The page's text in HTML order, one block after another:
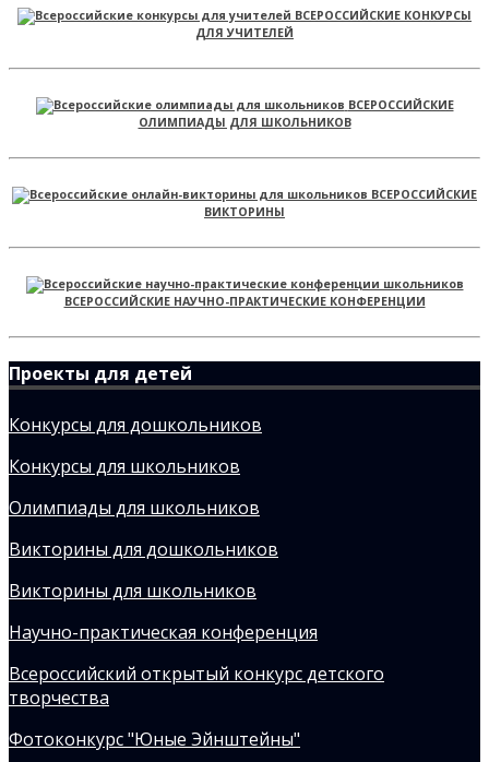
ВСЕРОССИЙСКИЕ КОНКУРСЫ
ДЛЯ УЧИТЕЛЕЙ
ВСЕРОССИЙСКИЕ
ОЛИМПИАДЫ ДЛЯ ШКОЛЬНИКОВ
ВСЕРОССИЙСКИЕ
ВИКТОРИНЫ
ВСЕРОССИЙСКИЕ НАУЧНО-ПРАКТИЧЕСКИЕ КОНФЕРЕНЦИИ
Проекты для детей
Конкурсы для дошкольников
Конкурсы для школьников
Олимпиады для школьников
Викторины для дошкольников
Викторины для школьников
Научно-практическая конференция
Всероссийский открытый конкурс детского
творчества
Фотоконкурс "Юные Эйнштейны"